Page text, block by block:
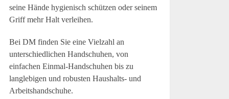
seine Hände hygienisch schützen oder seinem
Griff mehr Halt verleihen.
Bei DM finden Sie eine Vielzahl an
unterschiedlichen Handschuhen, von
einfachen Einmal-Handschuhen bis zu
langlebigen und robusten Haushalts- und
Arbeitshandschuhe.